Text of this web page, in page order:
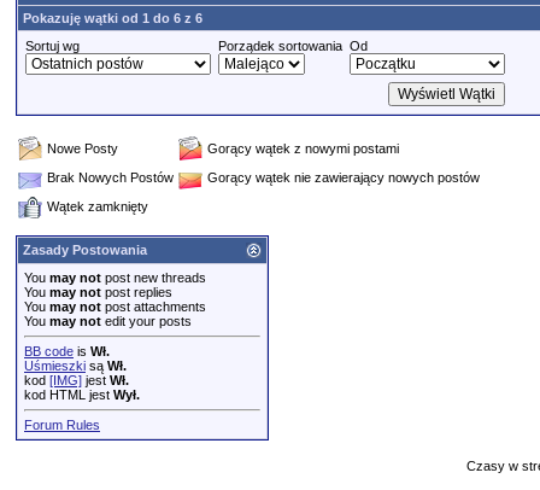
Pokazuję wątki od 1 do 6 z 6
Sortuj wg
Porządek sortowania Od
Nowe Posty
Gorący wątek z nowymi postami
Brak Nowych Postów
Gorący wątek nie zawierający nowych postów
Wątek zamknięty
Zasady Postowania
You may not post new threads
You may not post replies
You may not post attachments
You may not edit your posts
BB code is Wł.
Uśmieszki są Wł.
kod [IMG] jest Wł.
kod HTML jest Wył.
Forum Rules
Czasy w